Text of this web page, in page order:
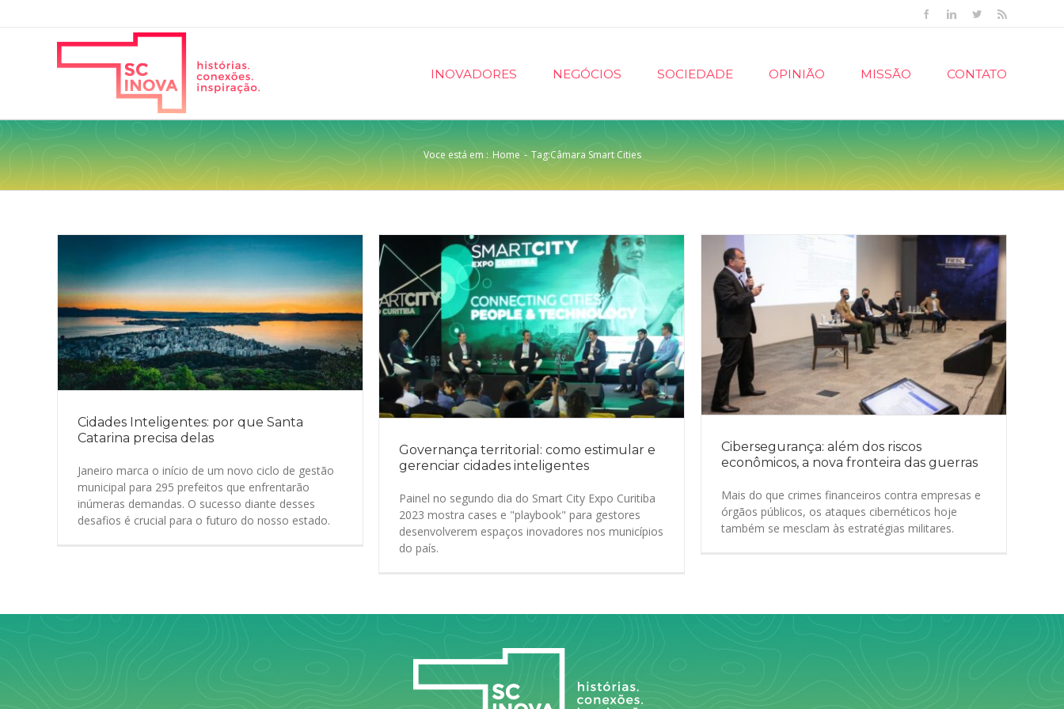
FacebookLinkedinTwitter
INOVADORES NEGÓCIOS SOCIEDADE OPINIÃO MISSÃO CONTATO
Voce está em : Home - Tag:Câmara Smart Cities
Cidades Inteligentes: por que Santa
Catarina precisa delas
Janeiro marca o início de um novo ciclo de gestão
municipal para 295 prefeitos que enfrentarão
inúmeras demandas. O sucesso diante desses
desafios é crucial para o futuro do nosso estado.
Governança territorial: como estimular e
gerenciar cidades inteligentes
Painel no segundo dia do Smart City Expo Curitiba
2023 mostra cases e "playbook" para gestores
desenvolverem espaços inovadores nos municípios
do país.
Cibersegurança: além dos riscos
econômicos, a nova fronteira das guerras
Mais do que crimes financeiros contra empresas e
órgãos públicos, os ataques cibernéticos hoje
também se mesclam às estratégias militares.